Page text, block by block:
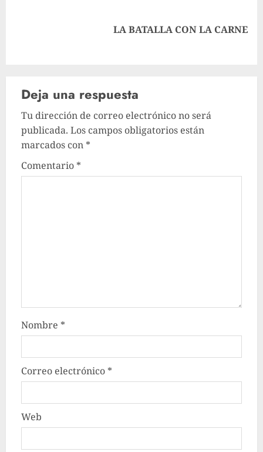
LA BATALLA CON LA CARNE
Deja una respuesta
Tu dirección de correo electrónico no será
publicada. Los campos obligatorios están
marcados con *
Comentario *
Nombre *
Correo electrónico *
Web